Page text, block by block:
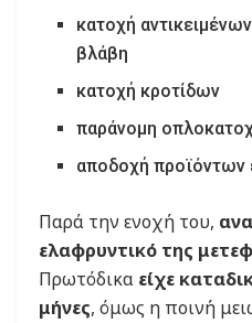
κατοχή
βλάβη
κατοχή κροτίδων
παράνομη
αποδοχή προϊόντων
Παρά την ενοχή του,
ελαφρυντικό της
Πρωτόδικα είχε
μήνες, όμως η ποινή